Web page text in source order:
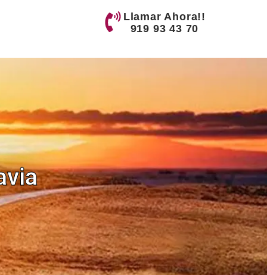
Llamar Ahora!!
919 93 43 70